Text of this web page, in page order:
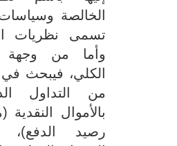
الخالصة
تسمى نظريات
وأما من وجهة
الكلي، فيبحث
من التداول
بالأموال
رصيد